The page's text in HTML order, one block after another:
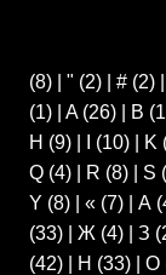
(8) " (2) # (2)
(1)
A(26) B
H (9) (10) K
Q (4) R (8) S
Y (8) « (7) А
(33)
Ж (4) З
(42)
Н (33) О